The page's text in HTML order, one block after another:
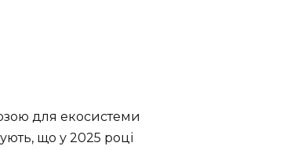
для екосистеми
що у 2025 році